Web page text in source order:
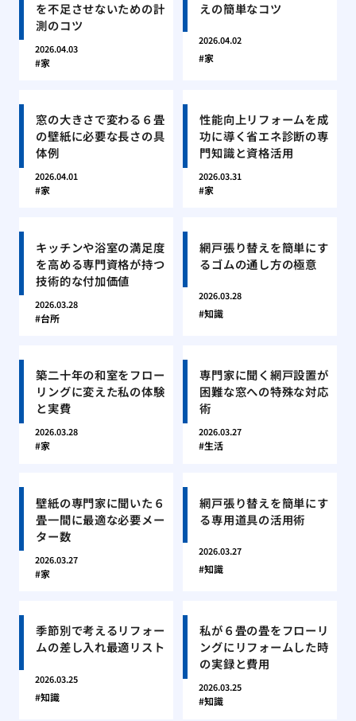
を不足させないための計
測のコツ
2026.04.03
家
えの簡単なコツ
2026.04.02
家
窓の大きさで変わる６畳
の壁紙に必要な長さの具
体例
2026.04.01
家
性能向上リフォームを成
功に導く省エネ診断の専
門知識と資格活用
2026.03.31
家
キッチンや浴室の満足度
を高める専門資格が持つ
技術的な付加価値
2026.03.28
台所
網戸張り替えを簡単にす
るゴムの通し方の極意
2026.03.28
知識
築二十年の和室をフロー
リングに変えた私の体験
と実費
2026.03.28
家
専門家に聞く網戸設置が
困難な窓への特殊な対応
術
2026.03.27
生活
壁紙の専門家に聞いた６
畳一間に最適な必要メー
ター数
2026.03.27
家
網戸張り替えを簡単にす
る専用道具の活用術
2026.03.27
知識
季節別で考えるリフォー
ムの差し入れ最適リスト
2026.03.25
知識
私が６畳の畳をフローリ
ングにリフォームした時
の実録と費用
2026.03.25
知識